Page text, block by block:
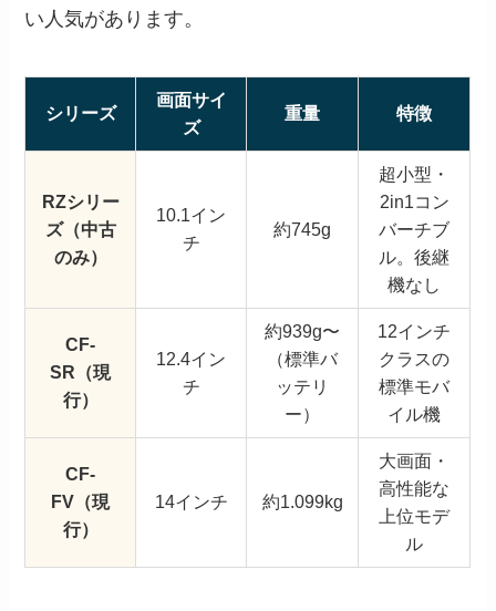
い人気があります。
シリーズ
画面サイ
ズ
重量 特徴
RZシリー
ズ（中古
のみ）
10.1イン
チ
約745g
超小型・
2in1コン
バーチブ
ル。後継
機なし
CF-
SR（現
行）
12.4イン
チ
約939g〜
（標準バ
ッテリ
ー）
12インチ
クラスの
標準モバ
イル機
CF-
FV（現
行）
14インチ 約1.099kg
大画面・
高性能な
上位モデ
ル